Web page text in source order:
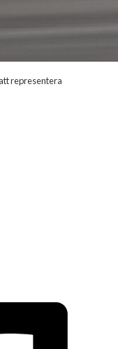
representera